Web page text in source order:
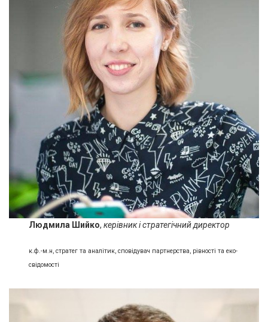
Людмила Шийко,керівник і стратегічний директор
к.ф.-м.н, стратег та аналітик, сповідувач партнерства, рівності та еко-
свідомості